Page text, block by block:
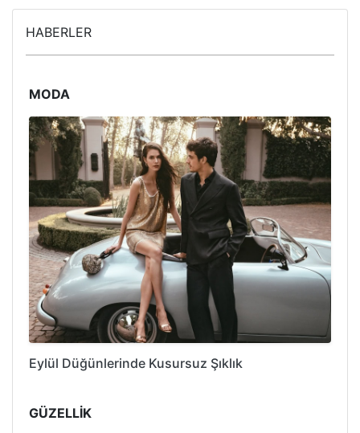
HABERLER
MODA
Eylül Düğünlerinde Kusursuz Şıklık
GÜZELLİK